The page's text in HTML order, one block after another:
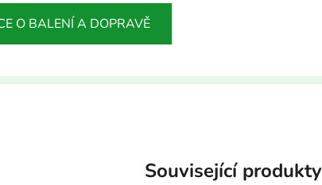
O BALENÍ A DOPRAVĚ
Související produkty